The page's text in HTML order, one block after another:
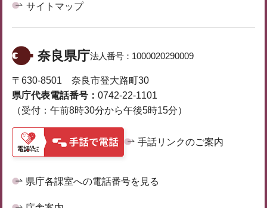
サイトマップ
奈良県庁法人番号： 1000020290009
〒630-8501 奈良市登大路町30
県庁代表電話番号： 0742-22-1101
（受付：午前8時30分から午後5時15分）
手話リンクのご案内
県庁各課室への電話番号を見る